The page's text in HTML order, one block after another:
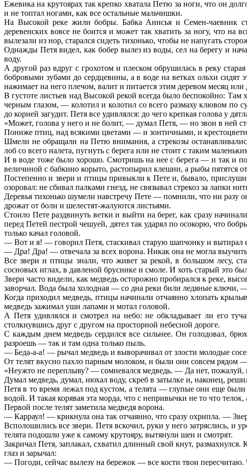
Ежевика на крутоярах так крепко хватала Петю за ноги, что он
и не топтал ногами, как все остальные мальчишки.
На Высокой реке жили бобры. Бабка Анисья и Семен-чаевник
деревенских вовсе не боится и может так хватить за ногу, что
вылезали из нор, старался сидеть тихонько, чтобы не напугать
Однажды Петя видел, как бобер вылез из воды, сел на берегу и
воду.
А другой раз вдруг с грохотом и плеском обрушилась в реку
бобровыми зубами до сердцевины, а в воде на ветках ольхи сидят
нажимает на него плечом, валит и питается этим деревом месяц или
В густоте листьев над Высокой рекой всегда было беспокойно:
черным глазом, — колотил и колотил со всего размаху клювом по
до корней загудит. Петя все удивлялся: до чего крепкая голова у
«Может, голова у него и не болит, — думал Петя, — но звон в ней
Пониже птиц, над всякими цветами — и зонтичными, и
Шмели не обращали на Петю внимания, а стрекозы
лоб со всего налета, пугнуть с берега или не стоит с таким
И в воде тоже было хорошо. Смотришь на нее с берега — и так и
величиной с бабкино корыто, растопырил клешни, а рыбы пятятся
Постепенно и звери и птицы привыкли к Пете и, бывало,
озоровал: не сбивал палками гнезд, не связывал стрекоз за лапки
Деревья тихонько шумели навстречу Пете — помнили, что ни разу
дрожат от боли и шелестят-жалуются листьями.
Стоило Пете раздвинуть ветки и выйти на берег, как сразу
перед Петей пестрой чешуей, дятел так ударял по осокорю, что
только качал головой.
— Вот и я! — говорил Петя, стаскивал старую шапчонку и
— Дра! Дра! — отвечала за всех ворона. Никак она не могла выучить
Все звери и птицы знали, что живет за рекой, в большом лесу,
сосновых иглах, в давленой бруснике и смоле. И хоть старый это
Звери часто видели, как медведь осторожно пробирался к реке,
заворчал. Вода была холодная — со дна реки били ледяные ключи,
Когда приходил медведь, птицы начинали отчаянно хлопать
медведь зажимал уши лапами и мотал головой.
А Петя удивлялся и смотрел на небо: не обкладывает ли его
столкнувшись друг с другом на просторной небесной дороге.
С каждым днем медведь сердился все сильнее. Он голодовал,
разроешь — так и там одна только пыль.
— Беда-а-а! — рычал медведь и выворачивал от злости молодые
От телят вкусно пахло парным молоком, и были они совсем рядом
«Неужто не переплыву? — сомневался медведь. — Да нет, пожалуй,
Думал медведь, думал, нюхал воду, скреб в затылке и, наконец,
Петя в то время лежал под кустом, а телята — глупые они еще
водой. И такая корявая эта морда, что с непривычки не то что
Первой после телят заметила медведя ворона.
— Карраул! — крикнула она так отчаянно, что сразу охрипла. —
Всполошились все звери. Петя вскочил, руки у него затряслись, и
телята подошли уже к самому крутояру, вытянули шеи и смотрят.
Закричал Петя, заплакал, схватил длинный свой кнут,
глаз и зарычал:
— Погоди, сейчас вылезу на бережок — все кости твои